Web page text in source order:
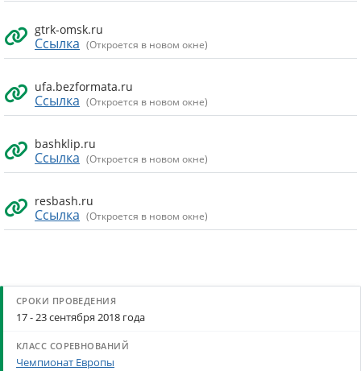
gtrk-omsk.ru
Ссылка (Откроется в новом окне)
ufa.bezformata.ru
Ссылка (Откроется в новом окне)
bashklip.ru
Ссылка (Откроется в новом окне)
resbash.ru
Ссылка (Откроется в новом окне)
17 - 23 сентября 2018 года
Чемпионат Европы